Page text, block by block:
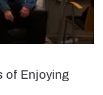
of Enjoying